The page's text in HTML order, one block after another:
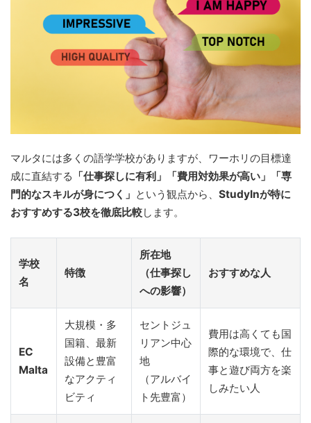
マルタには多くの語学学校がありますが、ワーホリの目標達
成に直結する 「仕事探しに有利」「費用対効果が高い」「専
門的なスキルが身につく」 という観点から、 StudyInが特に
おすすめする3校を徹底比較します。
学校
名
特徴
所在地
（仕事探し
への影響）
おすすめな人
EC
Malta
大規模・多
国籍、最新
設備と豊富
なアクティ
ビティ
セントジュ
リアン中心
地
（アルバイ
ト先豊富）
費用は高くても国
際的な環境で、仕
事と遊び両方を楽
しみたい人